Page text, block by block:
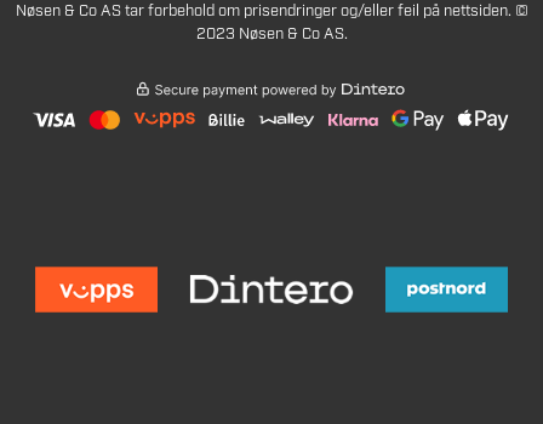
Nøsen & Co AS tar forbehold om prisendringer og/eller feil på nettsiden. ©
2023 Nøsen & Co AS.